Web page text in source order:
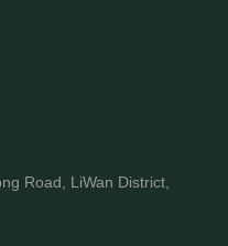
Road, LiWan District,